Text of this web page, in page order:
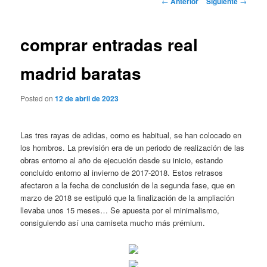
comprar entradas real
madrid baratas
Posted on12 de abril de 2023
Las tres rayas de adidas, como es habitual, se han colocado en
los hombros. La previsión era de un periodo de realización de las
obras entorno al año de ejecución desde su inicio, estando
concluido entorno al invierno de 2017-2018. Estos retrasos
afectaron a la fecha de conclusión de la segunda fase, que en
marzo de 2018 se estipuló que la finalización de la ampliación
llevaba unos 15 meses… Se apuesta por el minimalismo,
consiguiendo así una camiseta mucho más prémium.